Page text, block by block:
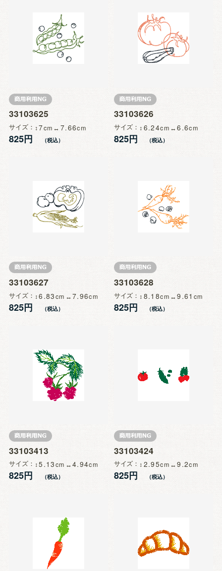
33103625
サイズ 7 7.66
825円
33103626
サイズ 6.24 6.6
825円
33103627
サイズ 6.83 7.96
825円
33103628
サイズ 8.18 9.61
825円
33103413
サイズ 5.13 4.94
825円
33103424
サイズ 2.95 9.2
825円